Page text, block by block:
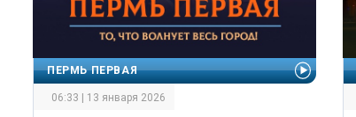
ПЕРМЬ ПЕРВАЯ
06:33 | 13 января 2026